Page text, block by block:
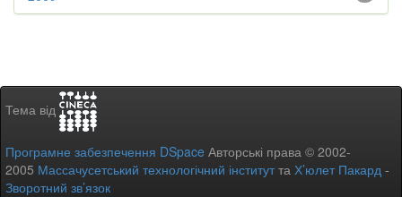
Тема від
Програмне забезпечення DSpace Авторські права © 2002-
2005 Массачусетський технологічний інститутта Х’юлет Пакард -
Зворотний зв’язок